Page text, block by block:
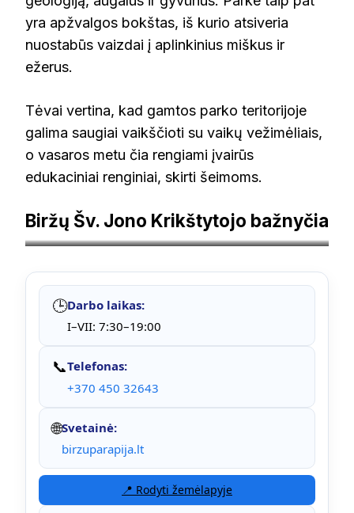
yra apžvalgos bokštas, iš kurio atsiveria
nuostabūs vaizdai į aplinkinius miškus ir
ežerus.
Tėvai vertina, kad gamtos parko teritorijoje
galima saugiai vaikščioti su vaikų vežimėliais,
o vasaros metu čia rengiami įvairūs
edukaciniai renginiai, skirti šeimoms.
Biržų Šv. Jono Krikštytojo bažnyčia
🕒Darbo laikas:
I–VII: 7:30–19:00
📞Telefonas:
+370 450 32643
🌐Svetainė:
birzuparapija.lt
📍 Rodyti žemėlapyje